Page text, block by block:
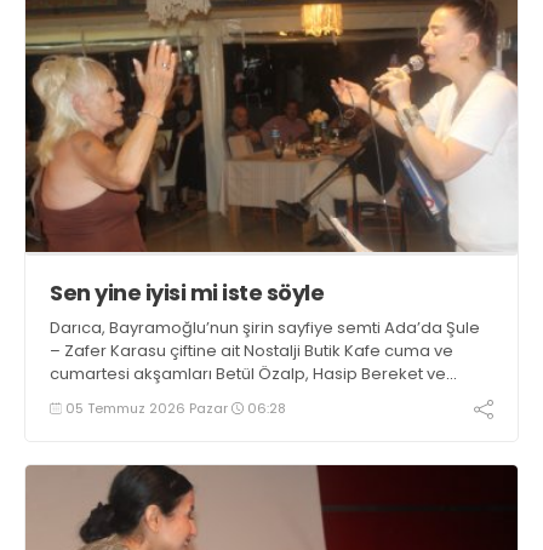
Sen yine iyisi mi iste söyle
Darıca, Bayramoğlu’nun şirin sayfiye semti Ada’da Şule
– Zafer Karasu çiftine ait Nostalji Butik Kafe cuma ve
cumartesi akşamları Betül Özalp, Hasip Bereket ve
Yaşar Ramiz Armutçuoğlu'nun sahne performansları ile
sezonu açtı. Sanatçılara, istek şarkılarında istek sahibi
05 Temmuz 2026 Pazar 06:28